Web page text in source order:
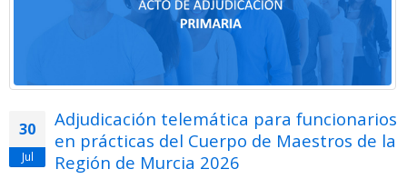
29
Jul
Acto de adjudicación de interinos de
Secundaria 2026
leer más